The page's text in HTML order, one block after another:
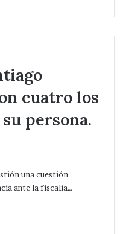
cuatro los
persona.
una cuestión
ante la fiscalía…